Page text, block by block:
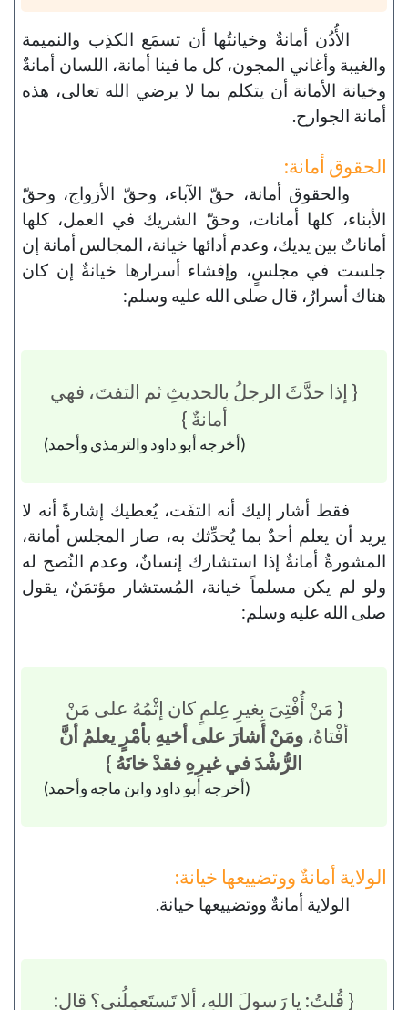
الأُذُن أمانةٌ وخيانتُها أن تسمَع الكذِب والنميمة
والغيبة وأغاني المجون، كل ما فينا أمانة، اللسان أمانةٌ
وخيانة الأمانة أن يتكلم بما لا يرضي الله تعالى، هذه
أمانة الجوارح.
الحقوق أمانة:
والحقوق أمانة، حقّ الآباء، وحقّ الأزواج، وحقّ
الأبناء، كلها أمانات، وحقّ الشريك في العمل، كلها
أماناتٌ بين يديك، وعدم أدائها خيانة، المجالس أمانة إن
جلست في مجلسٍ، وإفشاء أسرارها خيانةٌ إن كان
هناك أسرارٌ، قال صلى الله عليه وسلم:
{ إذا حدَّثَ الرجلُ بالحديثِ ثم التفتَ، فهي
أمانةٌ }
(أخرجه أبو داود والترمذي وأحمد)
فقط أشار إليك أنه التفَت، يُعطيك إشارةً أنه لا
يريد أن يعلم أحدٌ بما يُحدِّثك به، صار المجلس أمانة،
المشورةُ أمانةٌ إذا استشارك إنسانٌ، وعدم النُصح له
ولو لم يكن مسلماً خيانة، المُستشار مؤتمَنٌ، يقول
صلى الله عليه وسلم:
{ مَنْ أُفْتِىَ بِغيرِ عِلمٍ كان إثْمُهُ على مَنْ
أفْتاهُ، ومَنْ أشارَ على أخيهِ بأمْرٍ يعلمُ أنَّ
الرُّشْدَ في غيرِهِ فقدْ خانَهُ }
(أخرجه أبو داود وابن ماجه وأحمد)
الولاية أمانةٌ ووتضييعها خيانة:
الولاية أمانةٌ ووتضييعها خيانة.
{ قُلتُ: يا رَسولَ اللهِ، ألا تَستَعمِلُني؟ قال: